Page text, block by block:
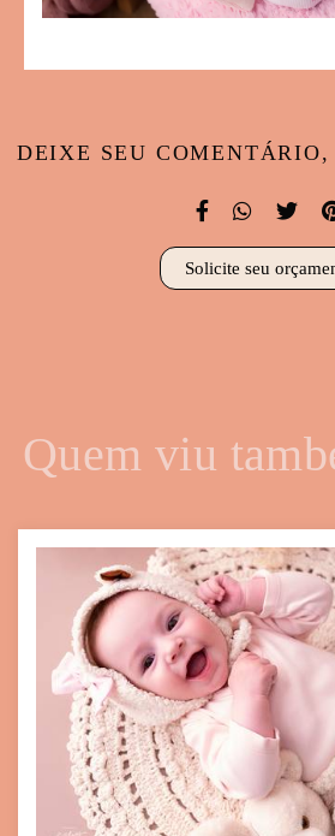
DEIXE SEU COMENTÁRIO,
Solicite seu
Quem viu